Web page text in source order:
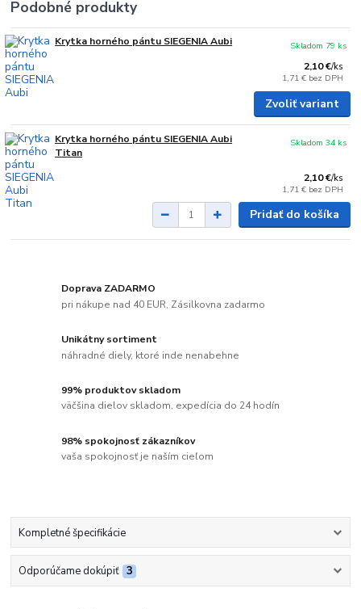
Podobné produkty
Krytka horného pántu SIEGENIA Aubi
2,10 €/ks
1,71 € bez DPH
Skladom 79 ks
Zvoliť variant
Krytka horného pántu SIEGENIA Aubi
Titan
2,10 €/ks
1,71 € bez DPH
Skladom 34 ks
Pridať do košíka
Doprava ZADARMO
pri nákupe nad 40 EUR, Zásilkovna zadarmo
Unikátny sortiment
náhradné diely, ktoré inde nenabehne
99% produktov skladom
väčšina dielov skladom, expedícia do 24 hodín
98% spokojnosť zákazníkov
vaša spokojnosť je naším cieľom
Kompletné špecifikácie
Odporúčame dokúpiť 3